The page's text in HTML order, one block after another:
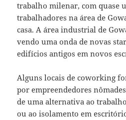
trabalho milenar, com quase
trabalhadores na área de
casa. A área industrial de
vendo uma onda de novas
edifícios antigos em novos
Alguns locais de coworking
por empreendedores
de uma alternativa ao
ou ao isolamento em